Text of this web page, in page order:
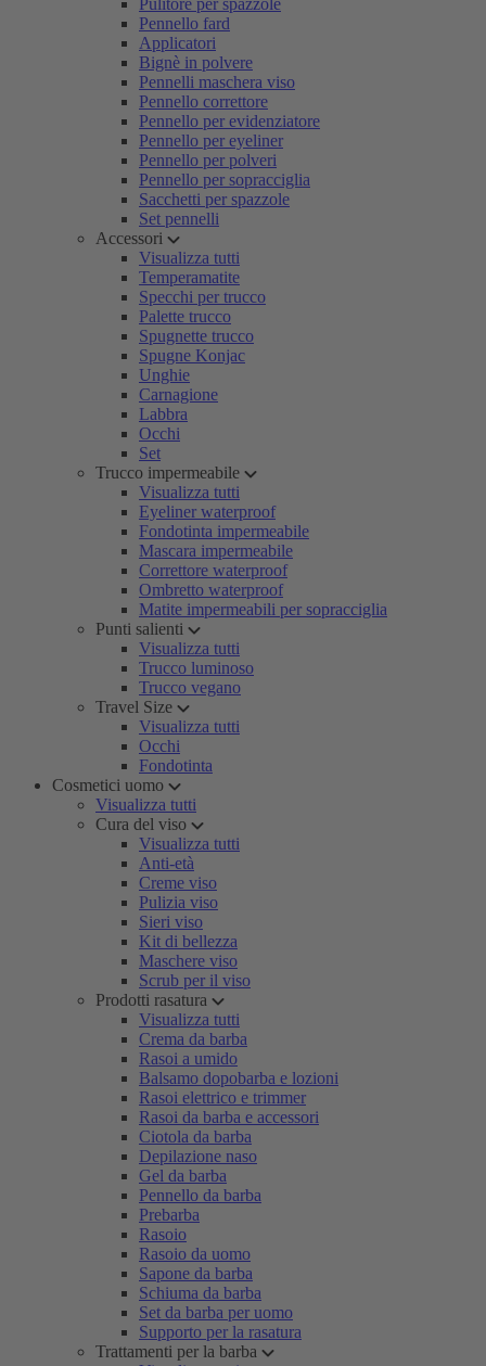
Pulitore per spazzole
Pennello fard
Applicatori
Bignè in polvere
Pennelli maschera viso
Pennello correttore
Pennello per evidenziatore
Pennello per eyeliner
Pennello per polveri
Pennello per sopracciglia
Sacchetti per spazzole
Set pennelli
Accessori
Visualizza tutti
Temperamatite
Specchi per trucco
Palette trucco
Spugnette trucco
Spugne Konjac
Unghie
Carnagione
Labbra
Occhi
Set
Trucco impermeabile
Visualizza tutti
Eyeliner waterproof
Fondotinta impermeabile
Mascara impermeabile
Correttore waterproof
Ombretto waterproof
Matite impermeabili per sopracciglia
Punti salienti
Visualizza tutti
Trucco luminoso
Trucco vegano
Travel Size
Visualizza tutti
Occhi
Fondotinta
Cosmetici uomo
Visualizza tutti
Cura del viso
Visualizza tutti
Anti-età
Creme viso
Pulizia viso
Sieri viso
Kit di bellezza
Maschere viso
Scrub per il viso
Prodotti rasatura
Visualizza tutti
Crema da barba
Rasoi a umido
Balsamo dopobarba e lozioni
Rasoi elettrico e trimmer
Rasoi da barba e accessori
Ciotola da barba
Depilazione naso
Gel da barba
Pennello da barba
Prebarba
Rasoio
Rasoio da uomo
Sapone da barba
Schiuma da barba
Set da barba per uomo
Supporto per la rasatura
Trattamenti per la barba